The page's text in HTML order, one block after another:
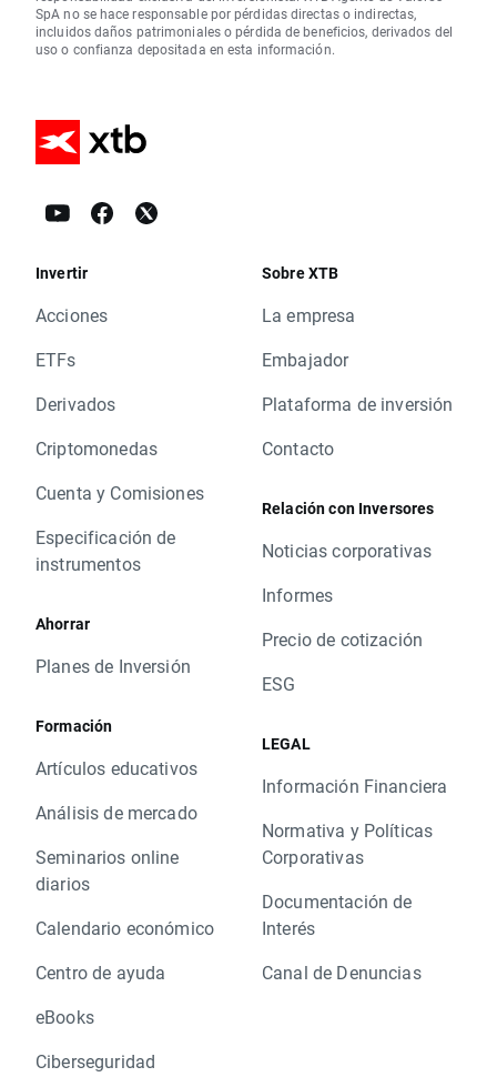
SpA no se hace responsable por pérdidas directas o indirectas,
incluidos daños patrimoniales o pérdida de beneficios, derivados del
uso o confianza depositada en esta información.
Invertir
Acciones
ETFs
Derivados
Criptomonedas
Cuenta y Comisiones
Especificación de
instrumentos
Ahorrar
Planes de Inversión
Formación
Artículos educativos
Análisis de mercado
Seminarios online
diarios
Calendario económico
Centro de ayuda
eBooks
Ciberseguridad
Sobre XTB
La empresa
Embajador
Plataforma de inversión
Contacto
Relación con Inversores
Noticias corporativas
Informes
Precio de cotización
ESG
LEGAL
Información Financiera
Normativa y Políticas
Corporativas
Documentación de
Interés
Canal de Denuncias